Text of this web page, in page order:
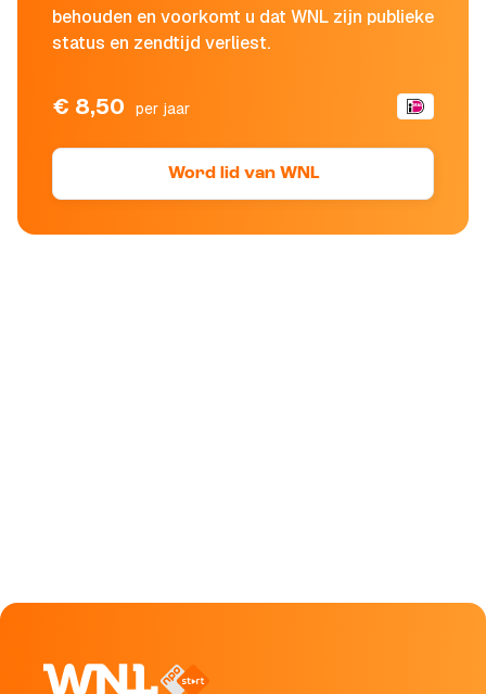
behouden en voorkomt u dat WNL zijn publieke
status en zendtijd verliest.
€ 8,50 per jaar
Word lid van WNL